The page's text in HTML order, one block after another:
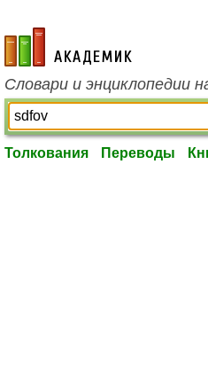
academic.ru
Словари и энциклопедии
Толкования Переводы